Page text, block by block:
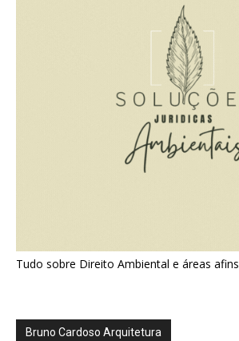
Tudo sobre Direito Ambiental e áreas afins
Bruno Cardoso Arquitetura